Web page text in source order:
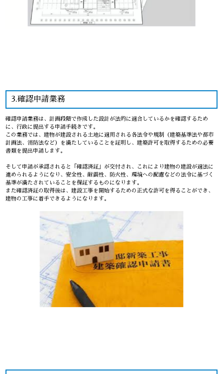
3.確認申請業務
確認申請業務は、計画段階で作成した設計が法的に適合しているかを確認するため
に、行政に提出する申請手続きです。
この業務では、建物が建設される土地に適用される各法令や規制（建築基準法や都市
計画法、消防法など）を満たしていることを証明し、建築許可を取得するための必要
書類を提出申請します。
そして申請が承認されると「確認済証」が交付され、これにより建物の建設が適法に
進められるようになり、安全性、耐震性、防火性、環境への配慮などの法令に基づく
基準が満たされていることを保証するものになります。
また確認済証の取得後は、建設工事を開始するための正式な許可を得ることができ、
建物の工事に着手できるようになります。